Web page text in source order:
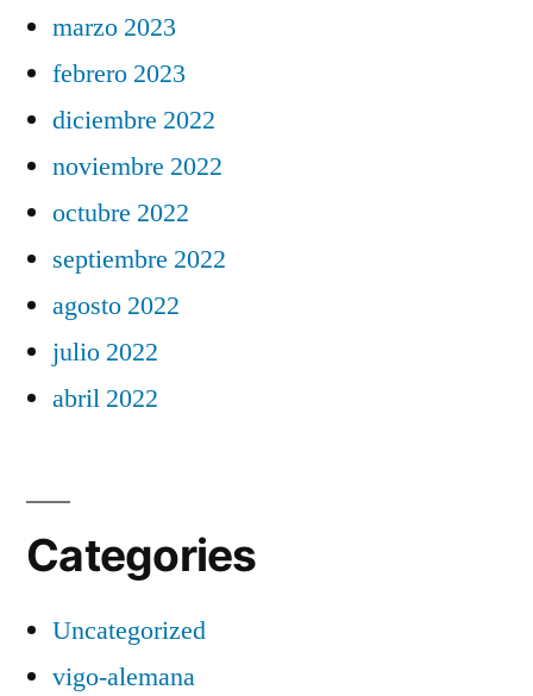
marzo 2023
febrero 2023
diciembre 2022
noviembre 2022
octubre 2022
septiembre 2022
agosto 2022
julio 2022
abril 2022
Categories
Uncategorized
vigo-alemana